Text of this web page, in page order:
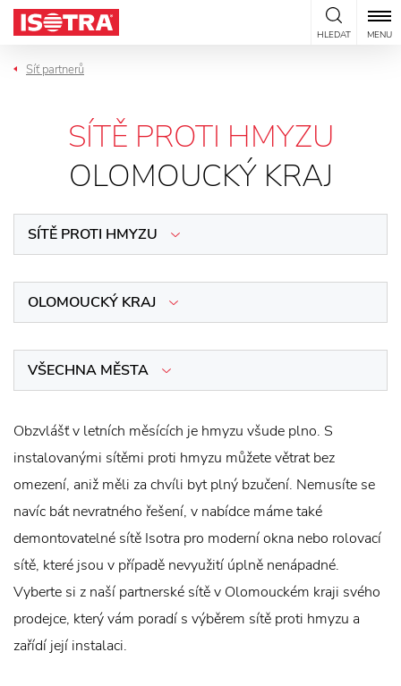
Přeskočit na obsah
HLEDAT MENU
Síť partnerů
SÍTĚ PROTI HMYZU
OLOMOUCKÝ KRAJ
SÍTĚ PROTI HMYZU
OLOMOUCKÝ KRAJ
VŠECHNA MĚSTA
Obzvlášť v letních měsících je hmyzu všude plno. S
instalovanými sítěmi proti hmyzu můžete větrat bez
omezení, aniž měli za chvíli byt plný bzučení. Nemusíte se
navíc bát nevratného řešení, v nabídce máme také
demontovatelné sítě Isotra pro moderní okna nebo rolovací
sítě, které jsou v případě nevyužití úplně nenápadné.
Vyberte si z naší partnerské sítě v Olomouckém kraji svého
prodejce, který vám poradí s výběrem sítě proti hmyzu a
zařídí její instalaci.